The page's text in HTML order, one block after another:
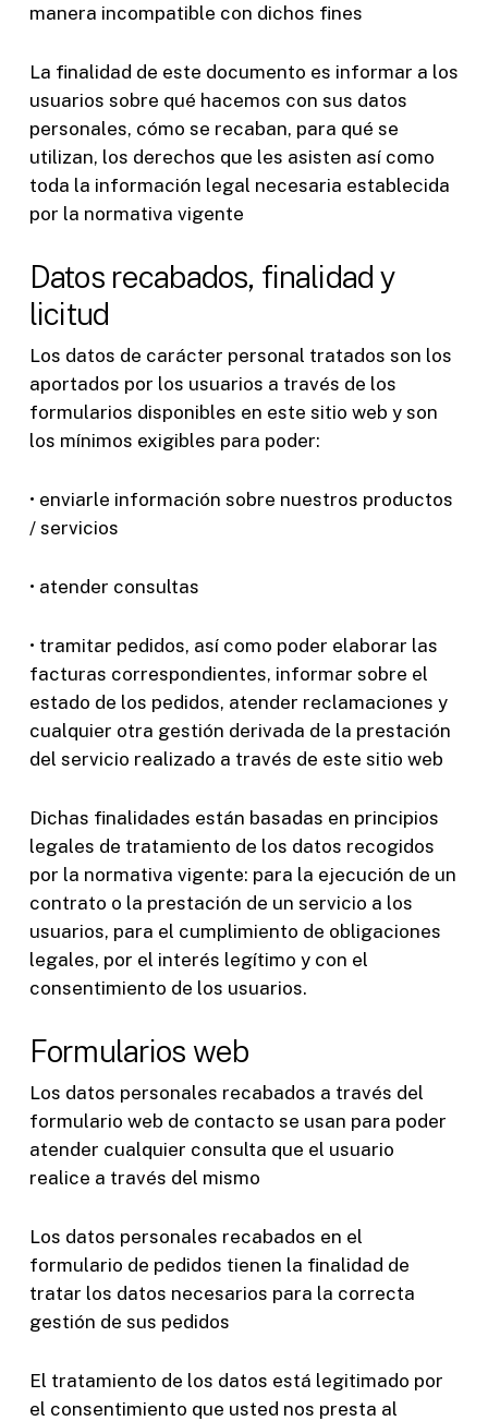
manera incompatible con dichos fines
La finalidad de este documento es informar a los
usuarios sobre qué hacemos con sus datos
personales, cómo se recaban, para qué se
utilizan, los derechos que les asisten así como
toda la información legal necesaria establecida
por la normativa vigente
Datos recabados, finalidad y
licitud
Los datos de carácter personal tratados son los
aportados por los usuarios a través de los
formularios disponibles en este sitio web y son
los mínimos exigibles para poder:
• enviarle información sobre nuestros productos
/ servicios
• atender consultas
• tramitar pedidos, así como poder elaborar las
facturas correspondientes, informar sobre el
estado de los pedidos, atender reclamaciones y
cualquier otra gestión derivada de la prestación
del servicio realizado a través de este sitio web
Dichas finalidades están basadas en principios
legales de tratamiento de los datos recogidos
por la normativa vigente: para la ejecución de un
contrato o la prestación de un servicio a los
usuarios, para el cumplimiento de obligaciones
legales, por el interés legítimo y con el
consentimiento de los usuarios.
Formularios web
Los datos personales recabados a través del
formulario web de contacto se usan para poder
atender cualquier consulta que el usuario
realice a través del mismo
Los datos personales recabados en el
formulario de pedidos tienen la finalidad de
tratar los datos necesarios para la correcta
gestión de sus pedidos
El tratamiento de los datos está legitimado por
el consentimiento que usted nos presta al